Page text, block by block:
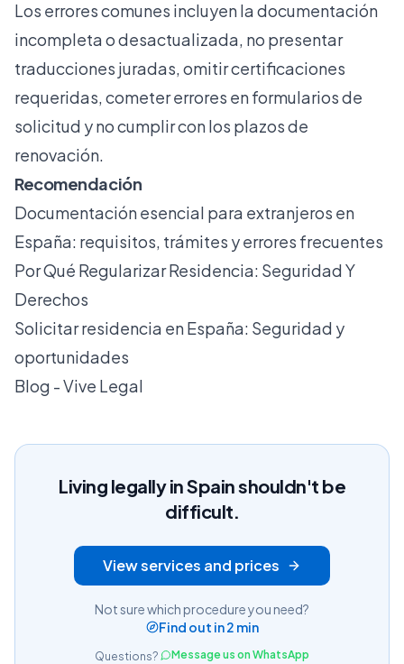
Los errores comunes incluyen la documentación
incompleta o desactualizada, no presentar
traducciones juradas, omitir certificaciones
requeridas, cometer errores en formularios de
solicitud y no cumplir con los plazos de
renovación.
Recomendación
Documentación esencial para extranjeros en
España: requisitos, trámites y errores frecuentes
Por Qué Regularizar Residencia: Seguridad Y
Derechos
Solicitar residencia en España: Seguridad y
oportunidades
Blog - Vive Legal
Living legally in Spain shouldn't be
difficult.
View services and prices
Not sure which procedure you need?
Find out in 2 min
Questions? Message us on WhatsApp